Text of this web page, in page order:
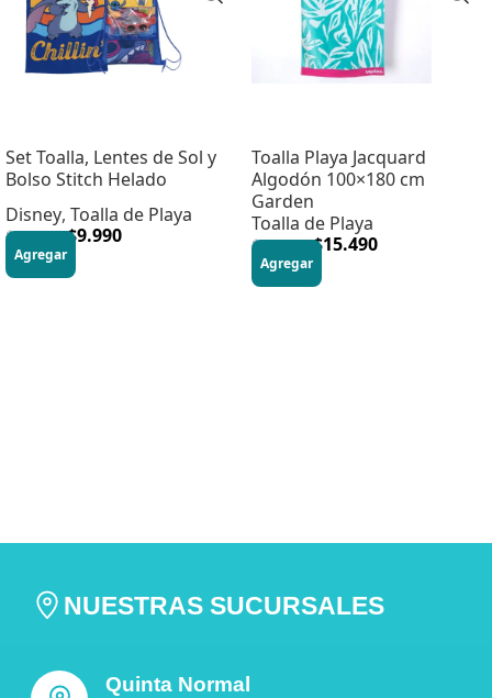
Set Toalla, Lentes de Sol y
Bolso Stitch Helado
Disney, Toalla de Playa
$15.990 $9.990
Agregar
Toalla Playa Jacquard
Algodón 100×180 cm
Garden
Toalla de Playa
$27.990 $15.490
Agregar
NUESTRAS SUCURSALES
Quinta Normal